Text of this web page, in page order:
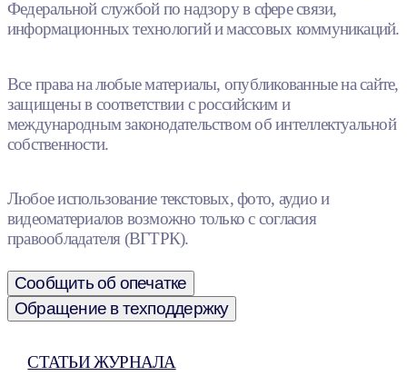
Федеральной службой по надзору в сфере связи,
информационных технологий и массовых коммуникаций.
Все права на любые материалы, опубликованные на сайте,
защищены в соответствии с российским и
международным законодательством об интеллектуальной
собственности.
Любое использование текстовых, фото, аудио и
видеоматериалов возможно только с согласия
правообладателя (ВГТРК).
Сообщить об опечатке
Обращение в техподдержку
СТАТЬИ ЖУРНАЛА